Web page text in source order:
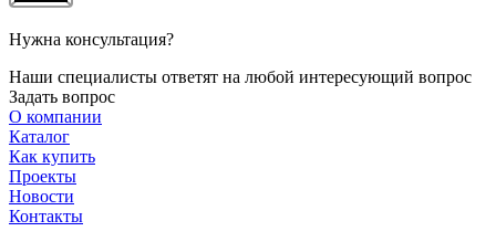
Нужна консультация?
Наши специалисты ответят на любой интересующий вопрос
Задать вопрос
О компании
Каталог
Как купить
Проекты
Новости
Контакты